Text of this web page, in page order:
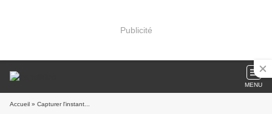
Publicité
MENU
Accueil » Capturer l'instant...